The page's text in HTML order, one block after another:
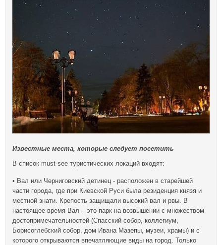
Известные места, которые следует посетить
В список must-see туристических локаций входят:
• Вал или Черниговский детинец - расположен в старейшей
части города, где при Киевской Руси была резиденция князя и
местной знати. Крепость защищали высокий вал и рвы. В
настоящее время Вал – это парк на возвышении с множеством
достопримечательностей (Спасский собор, коллегиум,
Борисоглебский собор, дом Ивана Мазепы, музеи, храмы) и с
которого открываются впечатляющие виды на город. Только